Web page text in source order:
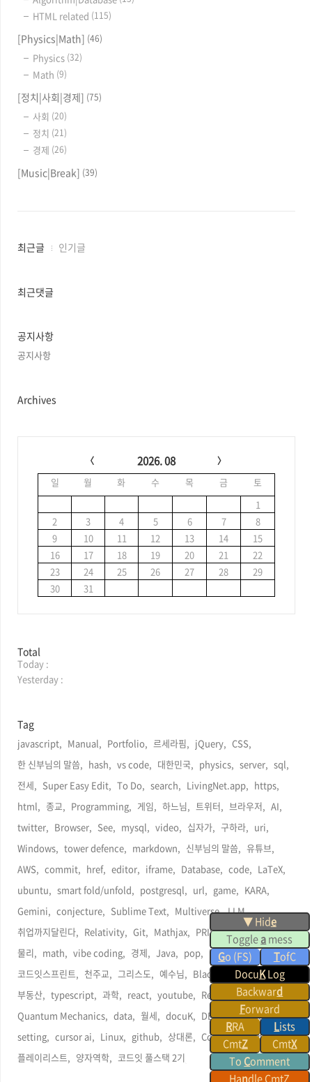
▼ Hide
Toggleamess
Go (FS) TofC
DocuKLog
Backward
Forward
RRA Lists
CmtZ CmtX
To Comment
Handle CmtZ
HTML related (115)
[Physics|Math] (46)
Physics (32)
Math (9)
[정치|사회|경제] (75)
사회 (20)
정치 (21)
경제 (26)
[Music|Break] (39)
최
과
글
최근글 인기글
최근댓글
공지사항
공지사항
Archives
2026. 08
일 월 화 수 목 금
토
1
2
3 4 5 6 7
8
9
10 11 12 13 14
15
16
17 18 19 20 21
22
23
24 25 26 27 28
29
30
31
방
문
자
Total
Today :
Yesterday :
Tag
javascript, Manual, Portfolio, 르세라핌, jQuery, CSS,
한 신부님의 말씀, hash, vs code, 대한민국, physics, server, sql,
전세, Super Easy Edit, To Do, search, LivingNet.app, https,
html, 종교, Programming, 게임, 하느님, 트위터, 브라우저, AI,
twitter, Browser, See, mysql, video, 십자가, 구하라, uri,
Windows, tower defence, markdown, 신부님의 말씀, 유튜브,
AWS, commit, href, editor, iframe, Database, code, LaTeX,
ubuntu, smart fold/unfold, postgresql, url, game, KARA,
Gemini, conjecture, Sublime Text, Multiverse, LLM,
취업까지달린다, Relativity, Git, Mathjax, PRISMA, Command,
물리, math, vibe coding, 경제, Java, pop, 박근혜,
코드잇스프린트, 천주교, 그리스도, 예수님, Black Hole, 기도문,
부동산, typescript, 과학, react, youtube, Recoeve.net,
Quantum Mechanics, data, 월세, docuK, DB, kipid's blog,
setting, cursor ai, Linux, github, 상대론, Converter, ChatGPT,
플레이리스트, 양자역학, 코드잇 풀스택 2기,